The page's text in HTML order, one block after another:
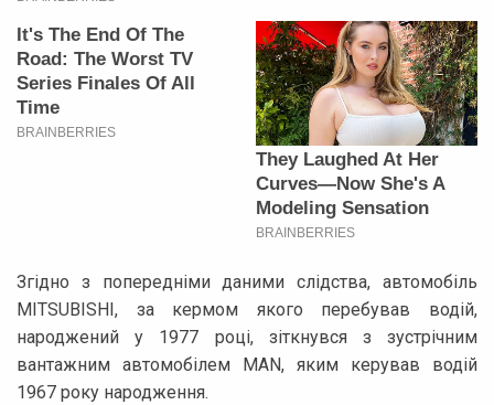
Згідно з попередніми даними слідства, автомобіль
MITSUBISHI, за кермом якого перебував водій,
народжений у 1977 році, зіткнувся з зустрічним
вантажним автомобілем MAN, яким керував водій
1967 року народження.